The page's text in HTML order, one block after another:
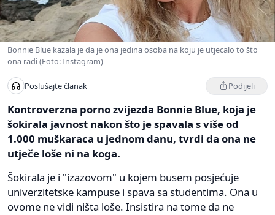
Bonnie Blue kazala je da je ona jedina osoba na koju je utjecalo to što
ona radi (Foto: Instagram)
Poslušajte članak Podijeli
Kontroverzna porno zvijezda Bonnie Blue, koja je
šokirala javnost nakon što je spavala s više od
1.000 muškaraca u jednom danu, tvrdi da ona ne
utječe loše ni na koga.
Šokirala je i "izazovom" u kojem busem posjećuje
univerzitetske kampuse i spava sa studentima. Ona u
ovome ne vidi ništa loše. Insistira na tome da ne